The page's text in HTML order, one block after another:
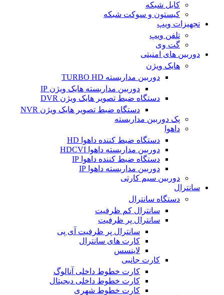
کابل شبکه
کیستون و سوکت شبکه
تجهیزات ویپ
تلفن ویپ
گت وی
دوربین های امنیتی
هایک ویژن
دوربین مداربسته TURBO HD
دوربین مداربسته هایک ویژن IP
دستگاه ضبط تصویر هایک ویژن DVR
دستگاه ضبط تصویر هایک ویژن NVR
پک دوربین مداربسته
داهوا
دستگاه ضبط کننده داهوا HD
دوربین مداربسته داهوا HDCVI
دستگاه ضبط کننده داهوا IP
دوربین مداربسته داهوا IP
دوربین سیم کارتی
سانترال
دستگاه سانترال
سانترال کم ظرفیت
سانترال پر ظرفیت
سانترال پر ظرفیت آی پی
کارت های سانترال
لاینسس
کارت جانبی
کارت خطوط داخلی آنالوگ
کارت خطوط داخلی دیجیتال
کارت خطوط شهری